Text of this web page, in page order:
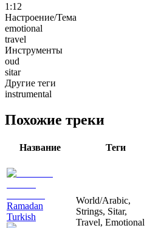
1:12
Настроение/Тема
emotional
travel
Инструменты
oud
sitar
Другие теги
instrumental
Похожие треки
Название Теги
Ramadan
Turkish
World/Arabic,
Strings, Sitar,
Travel, Emotional